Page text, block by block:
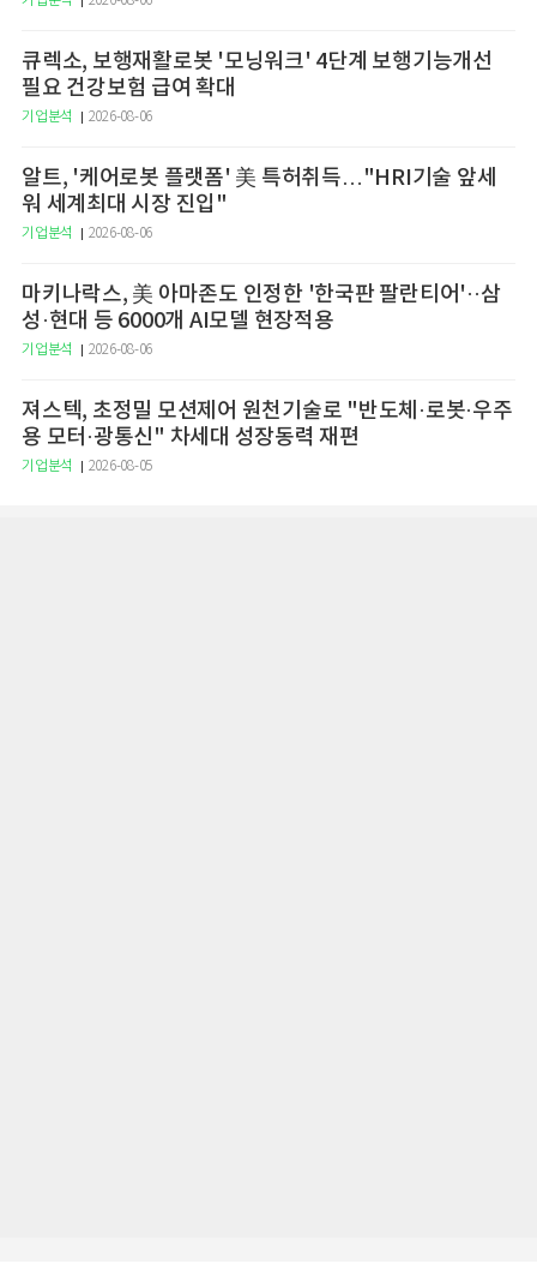
큐렉소, 보행재활로봇 '모닝워크' 4단계 보행기능개선
필요 건강보험 급여 확대
기업분석 2026-08-06
알트, '케어로봇 플랫폼' 美 특허취득…"HRI기술 앞세
워 세계최대 시장 진입"
기업분석 2026-08-06
마키나락스, 美 아마존도 인정한 '한국판 팔란티어'··삼
성·현대 등 6000개 AI모델 현장적용
기업분석 2026-08-06
져스텍, 초정밀 모션제어 원천기술로 "반도체·로봇·우주
용 모터·광통신" 차세대 성장동력 재편
기업분석 2026-08-05